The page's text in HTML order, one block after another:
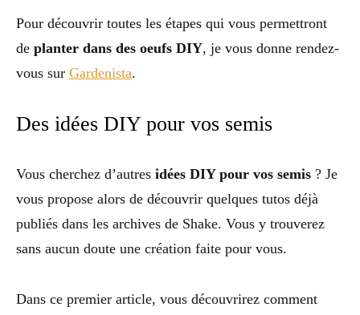
Pour découvrir toutes les étapes qui vous permettront
de planter dans des oeufs DIY, je vous donne rendez-
vous sur Gardenista.
Des idées DIY pour vos semis
Vous cherchez d’autres idées DIY pour vos semis ? Je
vous propose alors de découvrir quelques tutos déjà
publiés dans les archives de Shake. Vous y trouverez
sans aucun doute une création faite pour vous.
Dans ce premier article, vous découvrirez comment